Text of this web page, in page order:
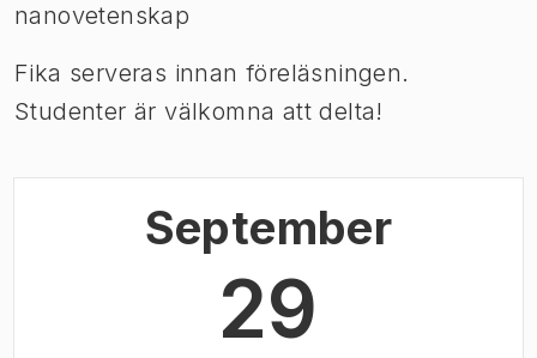
nanovetenskap
Fika serveras innan föreläsningen.
Studenter är välkomna att delta!
September
29